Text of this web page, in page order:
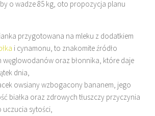
o wadze 85 kg, oto propozycja planu
przygotowana na mleku z dodatkiem
i cynamonu, to znakomite źródło
węglowodanów oraz błonnika, które daje
dnia,
owsiany wzbogacony bananem, jego
białka oraz zdrowych tłuszczy przyczynia
uczucia sytości,